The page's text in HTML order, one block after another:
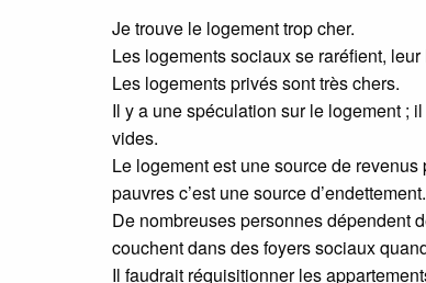
Je trouve le logement trop cher.
Les logements sociaux se raréfient,
Les logements privés sont très chers.
Il y a une spéculation sur le logement ;
vides.
Le logement est une source de
pauvres c’est une source d’endettement.
De nombreuses personnes dépendent
couchent dans des foyers sociaux
Il faudrait réquisitionner les